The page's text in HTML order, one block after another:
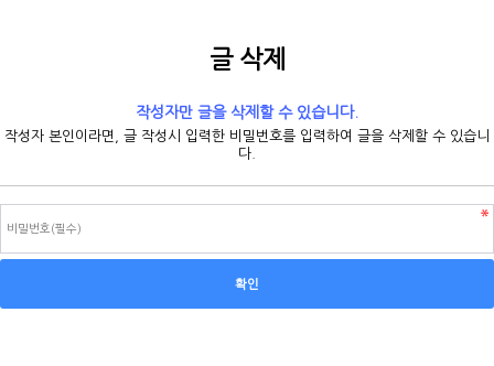
글 삭제
작성자만 글을 삭제할 수 있습니다.
작성자 본인이라면, 글 작성시 입력한 비밀번호를 입력하여 글을 삭제할 수 있습니
다.